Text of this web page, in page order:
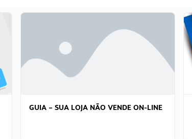
GUIA – SUA LOJA NÃO VENDE ON-LINE